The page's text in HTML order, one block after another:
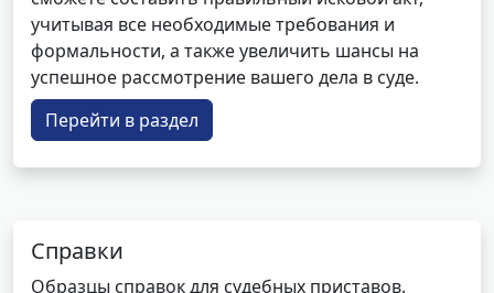
учитывая все необходимые требования и
формальности, а также увеличить шансы на
успешное рассмотрение вашего дела в суде.
Перейти в раздел
Справки
Образцы справок для судебных приставов.